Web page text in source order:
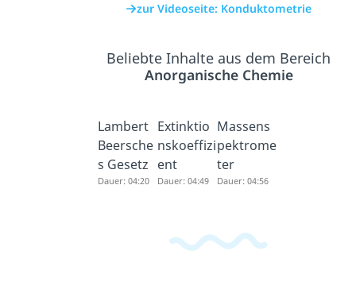
zur Videoseite: Konduktometrie
Beliebte Inhalte aus dem Bereich
Anorganische Chemie
Lambert
Beersche
s Gesetz
Dauer: 04:20
Extinktio
nskoeffizi
ent
Dauer: 04:49
Massens
pektrome
ter
Dauer: 04:56